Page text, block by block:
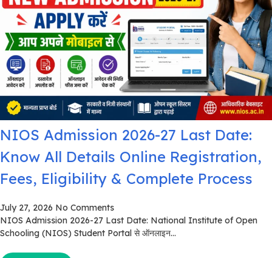
NIOS Admission 2026-27 Last Date:
Know All Details Online Registration,
Fees, Eligibility & Complete Process
July 27, 2026 No Comments
NIOS Admission 2026-27 Last Date: National Institute of Open
Schooling (NIOS) Student Portal से ऑनलाइन...